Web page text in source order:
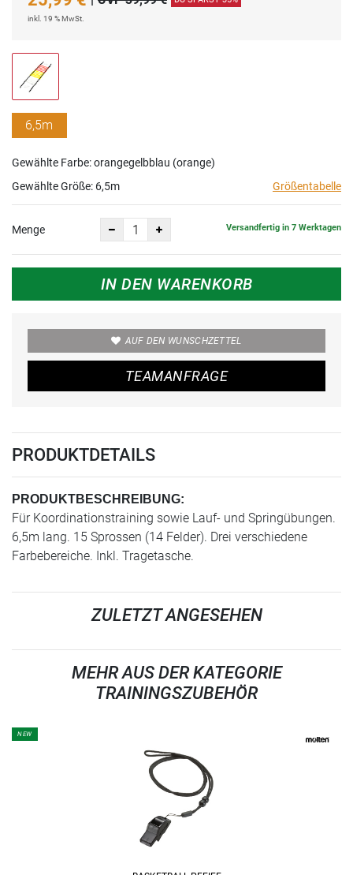
inkl. 19 % MwSt.
6,5m
Gewählte Farbe: orangegelbblau (orange)
Gewählte Größe: 6,5m Größentabelle
Menge Versandfertig in 7 Werktagen
IN DEN WARENKORB
AUF DEN WUNSCHZETTEL
TEAMANFRAGE
PRODUKTDETAILS
PRODUKTBESCHREIBUNG:
Für Koordinationstraining sowie Lauf- und Springübungen.
6,5m lang. 15 Sprossen (14 Felder). Drei verschiedene
Farbebereiche. Inkl. Tragetasche.
ZULETZT ANGESEHEN
MEHR AUS DER KATEGORIE
TRAININGSZUBEHÖR
NEW